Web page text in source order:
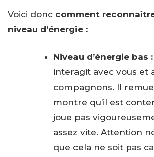
Voici donc comment
niveau d’énergie :
Niveau d’énergie bas :
interagit avec vous et
compagnons. Il
montre qu’il est
joue pas
assez vite. Attention
que cela ne soit pas